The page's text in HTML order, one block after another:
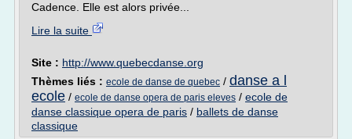
Cadence. Elle est alors privée...
Lire la suite
Site : http://www.quebecdanse.org
Thèmes liés : ecole de danse de quebec / danse a l
ecole / ecole de danse opera de paris eleves / ecole de
danse classique opera de paris / ballets de danse
classique